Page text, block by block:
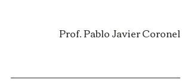
Prof. Pablo Javier Coronel